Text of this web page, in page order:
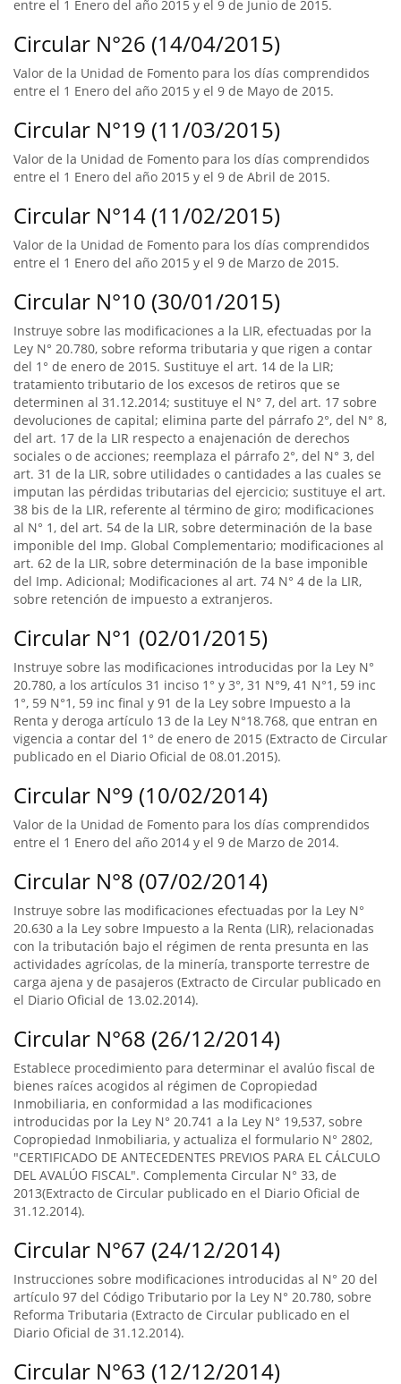
entre el 1 Enero del año 2015 y el 9 de Junio de 2015.
Circular N°26 (14/04/2015)
Valor de la Unidad de Fomento para los días comprendidos
entre el 1 Enero del año 2015 y el 9 de Mayo de 2015.
Circular N°19 (11/03/2015)
Valor de la Unidad de Fomento para los días comprendidos
entre el 1 Enero del año 2015 y el 9 de Abril de 2015.
Circular N°14 (11/02/2015)
Valor de la Unidad de Fomento para los días comprendidos
entre el 1 Enero del año 2015 y el 9 de Marzo de 2015.
Circular N°10 (30/01/2015)
Instruye sobre las modificaciones a la LIR, efectuadas por la
Ley N° 20.780, sobre reforma tributaria y que rigen a contar
del 1° de enero de 2015. Sustituye el art. 14 de la LIR;
tratamiento tributario de los excesos de retiros que se
determinen al 31.12.2014; sustituye el N° 7, del art. 17 sobre
devoluciones de capital; elimina parte del párrafo 2°, del N° 8,
del art. 17 de la LIR respecto a enajenación de derechos
sociales o de acciones; reemplaza el párrafo 2°, del N° 3, del
art. 31 de la LIR, sobre utilidades o cantidades a las cuales se
imputan las pérdidas tributarias del ejercicio; sustituye el art.
38 bis de la LIR, referente al término de giro; modificaciones
al N° 1, del art. 54 de la LIR, sobre determinación de la base
imponible del Imp. Global Complementario; modificaciones al
art. 62 de la LIR, sobre determinación de la base imponible
del Imp. Adicional; Modificaciones al art. 74 N° 4 de la LIR,
sobre retención de impuesto a extranjeros.
Circular N°1 (02/01/2015)
Instruye sobre las modificaciones introducidas por la Ley N°
20.780, a los artículos 31 inciso 1° y 3°, 31 N°9, 41 N°1, 59 inc
1°, 59 N°1, 59 inc final y 91 de la Ley sobre Impuesto a la
Renta y deroga artículo 13 de la Ley N°18.768, que entran en
vigencia a contar del 1° de enero de 2015 (Extracto de Circular
publicado en el Diario Oficial de 08.01.2015).
Circular N°9 (10/02/2014)
Valor de la Unidad de Fomento para los días comprendidos
entre el 1 Enero del año 2014 y el 9 de Marzo de 2014.
Circular N°8 (07/02/2014)
Instruye sobre las modificaciones efectuadas por la Ley N°
20.630 a la Ley sobre Impuesto a la Renta (LIR), relacionadas
con la tributación bajo el régimen de renta presunta en las
actividades agrícolas, de la minería, transporte terrestre de
carga ajena y de pasajeros (Extracto de Circular publicado en
el Diario Oficial de 13.02.2014).
Circular N°68 (26/12/2014)
Establece procedimiento para determinar el avalúo fiscal de
bienes raíces acogidos al régimen de Copropiedad
Inmobiliaria, en conformidad a las modificaciones
introducidas por la Ley N° 20.741 a la Ley N° 19,537, sobre
Copropiedad Inmobiliaria, y actualiza el formulario N° 2802,
"CERTIFICADO DE ANTECEDENTES PREVIOS PARA EL CÁLCULO
DEL AVALÚO FISCAL". Complementa Circular N° 33, de
2013(Extracto de Circular publicado en el Diario Oficial de
31.12.2014).
Circular N°67 (24/12/2014)
Instrucciones sobre modificaciones introducidas al N° 20 del
artículo 97 del Código Tributario por la Ley N° 20.780, sobre
Reforma Tributaria (Extracto de Circular publicado en el
Diario Oficial de 31.12.2014).
Circular N°63 (12/12/2014)